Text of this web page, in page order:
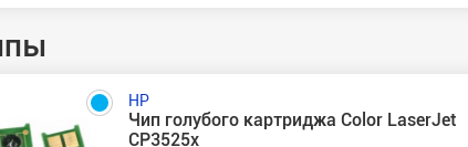
HP
Чип голубого картриджа Color LaserJet
CP3525x